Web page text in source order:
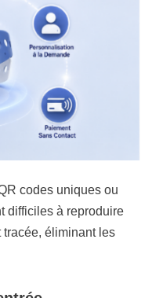
codes uniques ou
difficiles à reproduire
tracée, éliminant les